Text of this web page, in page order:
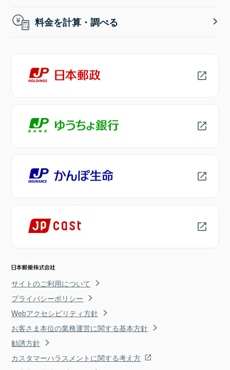
料金を計算・調べる
サイトのご利用について
プライバシーポリシー
Webアクセシビリティ方針
お客さま本位の業務運営に関する基本方針
勧誘方針
カスタマーハラスメントに関する考え方